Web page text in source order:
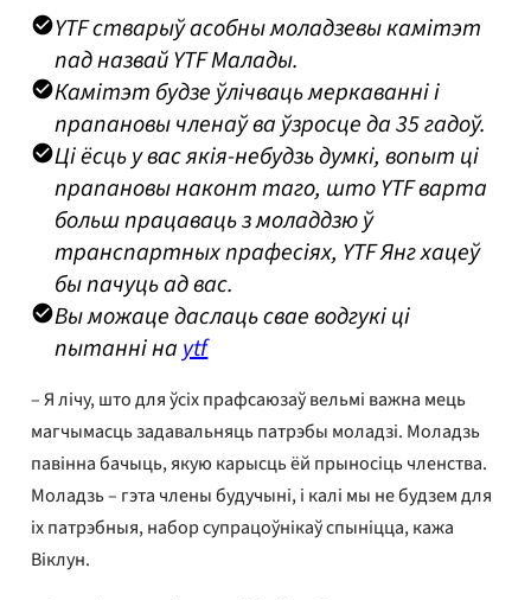
YTF стварыў асобны моладзевы камітэт
пад назвай YTF Малады.
Камітэт будзе ўлічваць меркаванні і
прапановы членаў ва ўзросце да 35 гадоў.
Ці ёсць у вас якія-небудзь думкі, вопыт ці
прапановы наконт таго, што YTF варта
больш працаваць з моладдзю ў
транспартных прафесіях, YTF Янг хацеў
бы пачуць ад вас.
Вы можаце даслаць свае водгукі ці
пытанні на ytf
– Я лічу, што для ўсіх прафсаюзаў вельмі важна мець
магчымасць задавальняць патрэбы моладзі. Моладзь
павінна бачыць, якую карысць ёй прыносіць членства.
Моладзь – гэта члены будучыні, і калі мы не будзем для
іх патрэбныя, набор супрацоўнікаў спыніцца, кажа
Віклун.